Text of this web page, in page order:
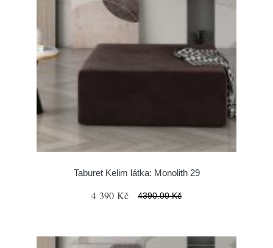
Taburet Kelim látka: Monolith 29
4 390 Kč 4390.00 Kč